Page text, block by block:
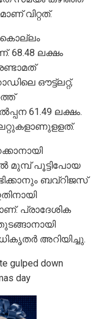
വിറ്റത്.
കൊല്ലം
ലക്ഷം
ഔട്ട്‌ലറ്റ്,
61.49 ലക്ഷം.
മുമ്പ് പൂട്ടിപോയ
ബവ്‌റിജസ്
പ്രാദേശിക
അറിയിച്ചു.
gulped down
day